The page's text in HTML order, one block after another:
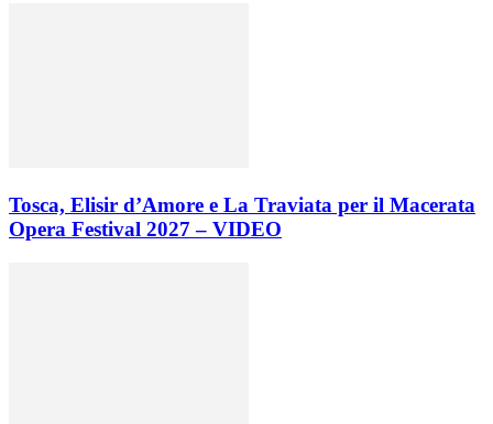
Tosca, Elisir d’Amore e La Traviata per il Macerata
Opera Festival 2027 – VIDEO